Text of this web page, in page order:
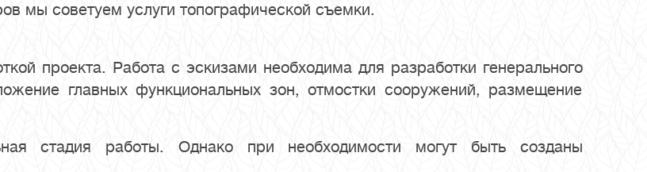
мы советуем услуги топографической съемки.
проекта. Работа с эскизами необходима для разработки генерального
главных функциональных зон, отмостки сооружений, размещение
стадия работы. Однако при необходимости могут быть созданы